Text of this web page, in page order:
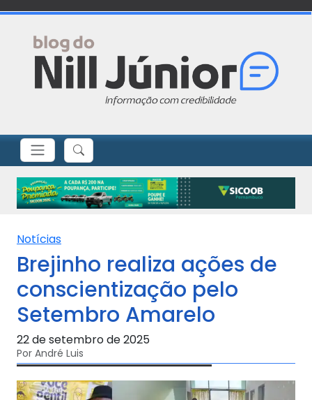
Notícias
Brejinho realiza ações de
conscientização pelo
Setembro Amarelo
22 de setembro de 2025
Por André Luis